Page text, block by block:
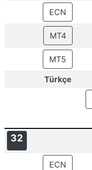
ECN
MT4
MT5
Türkçe
32
ECN